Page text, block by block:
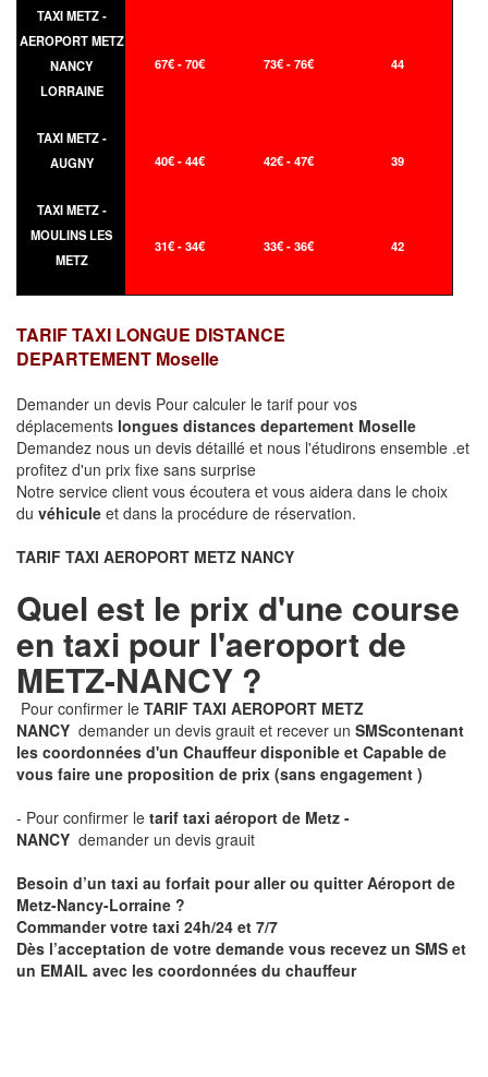
TAXI METZ -
AEROPORT METZ
NANCY
LORRAINE
67€ - 70€ 73€ - 76€ 44
TAXI METZ -
AUGNY
40€ - 44€ 42€ - 47€ 39
TAXI METZ -
MOULINS LES
METZ
31€ - 34€ 33€ - 36€ 42
TARIF TAXI LONGUE DISTANCE
DEPARTEMENT Moselle
Demander un devis Pour calculer le tarif pour vos
déplacements longues distances departement Moselle
Demandez nous un devis détaillé et nous l'étudirons ensemble .et
profitez d'un prix fixe sans surprise
Notre service client vous écoutera et vous aidera dans le choix
du véhicule et dans la procédure de réservation.
TARIF TAXI AEROPORT METZ NANCY
Quel est le prix d'une course
en taxi pour l'aeroport de
METZ-NANCY ?
Pour confirmer le TARIF TAXI AEROPORT METZ
NANCY demander un devis grauit et recever un SMScontenant
les coordonnées d'un Chauffeur disponible et Capable de
vous faire une proposition de prix (sans engagement )
- Pour confirmer le tarif taxi aéroport de Metz -
NANCY demander un devis grauit
Besoin d’un taxi au forfait pour aller ou quitter Aéroport de
Metz-Nancy-Lorraine ?
Commander votre taxi 24h/24 et 7/7
Dès l’acceptation de votre demande vous recevez un SMS et
un EMAIL avec les coordonnées du chauffeur